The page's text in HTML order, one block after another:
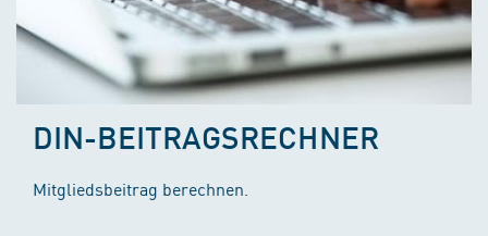
DIN-BEITRAGSRECHNER
Mitgliedsbeitrag berechnen.